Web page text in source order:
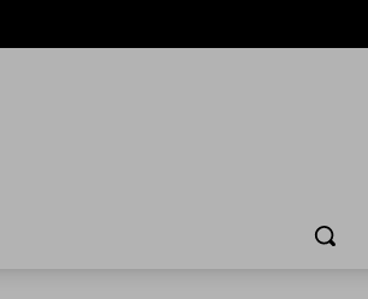
Cerca